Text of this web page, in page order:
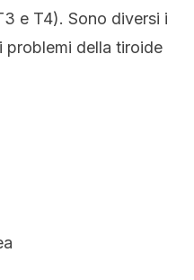
e T4). Sono diversi i
problemi della tiroide